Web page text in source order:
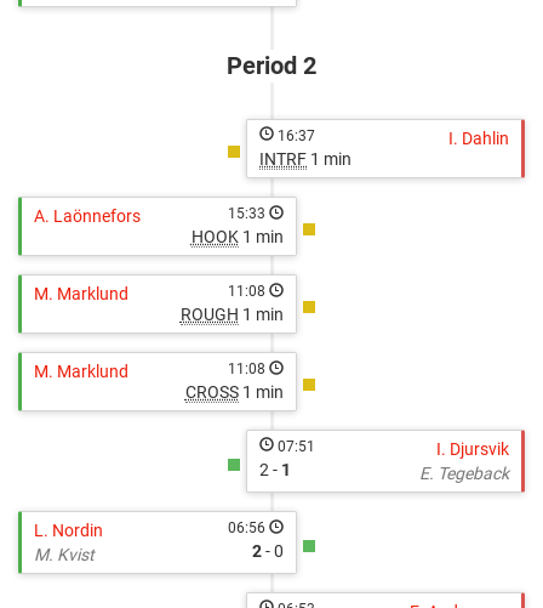
Period 2
I. Dahlin
16:37
INTRF 1 min
A. Laönnefors 15:33
HOOK1 min
M. Marklund 11:08
ROUGH 1 min
M. Marklund 11:08
CROSS1 min
I. Djursvik
E. Tegeback
07:51
2 - 1
L. Nordin
M. Kvist
06:56
2- 0